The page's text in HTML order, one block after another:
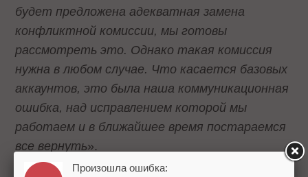
будет предложена адекватная замена
конфликтной комиссии, мы готовы
рассмотреть это. Однако такая комиссия
нужна в любом случае. Что касается базовых
аккаунтов, это была наша коммуникационная
ошибка, над исправлением которой мы
работаем и в ближайшее время постараемся
все вернуть».
Произошла ошибка: